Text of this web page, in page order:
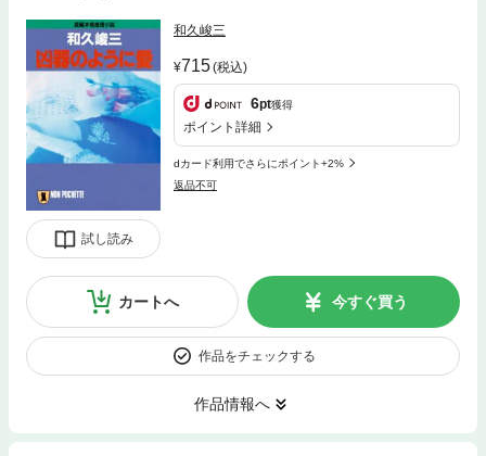
試し読み
和久峻三
715(税込)
6pt獲得
ポイント詳細
dカード利用でさらにポイント+2%
返品不可
カートへ 今すぐ買う
作品をチェックする
作品情報へ